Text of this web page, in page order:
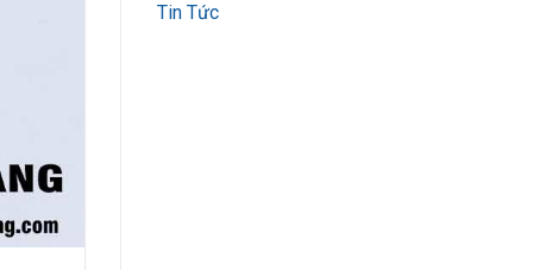
Tin Tức